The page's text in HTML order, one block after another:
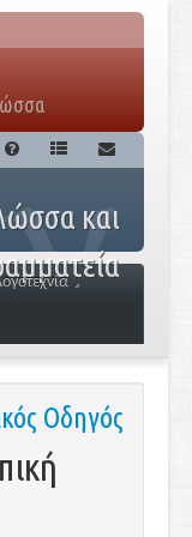
και
Οδηγός